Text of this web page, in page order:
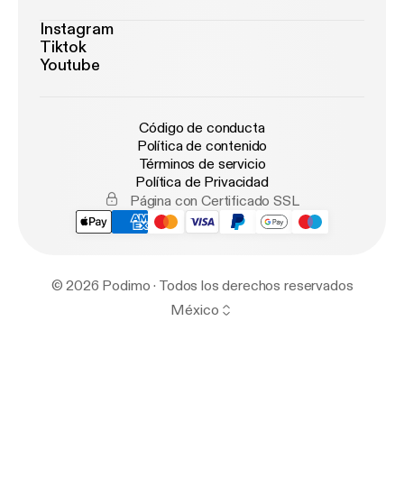
Instagram
Tiktok
Youtube
Código de conducta
Política de contenido
Términos de servicio
Política de Privacidad
Página con Certificado SSL
© 2026 Podimo · Todos los derechos reservados
México